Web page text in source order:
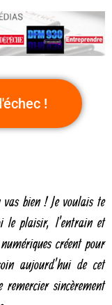
!
vas bien ! Je voulais te
le plaisir, l’entrain et
créent pour
aujourd’hui de cet
sincèrement